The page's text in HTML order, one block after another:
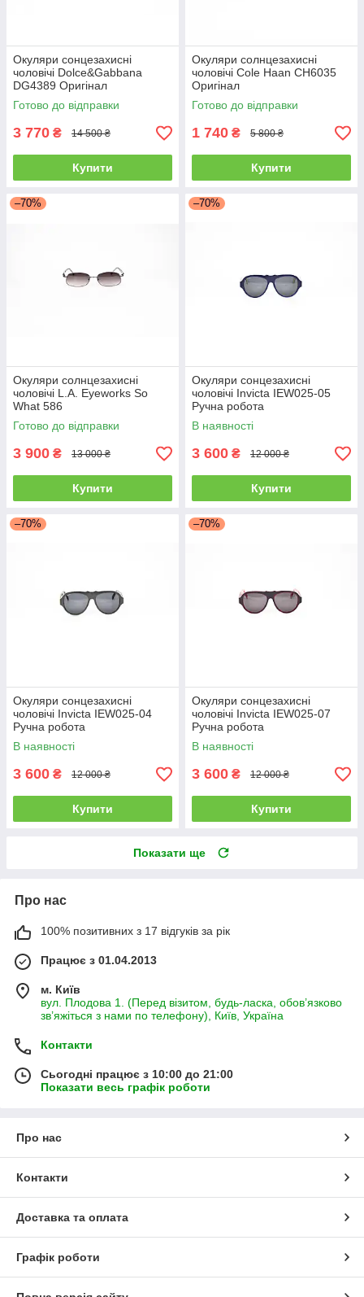
Окуляри сонцезахисні
чоловічі Dolce&Gabbana
DG4389 Оригінал
Готово до відправки
3 770 ₴ 14 500 ₴
Купити
Окуляри солнцезахисні
чоловічі Cole Haan CH6035
Оригінал
Готово до відправки
1 740 ₴ 5 800 ₴
Купити
–70%
Окуляри солнцезахисні
чоловічі L.A. Eyeworks So
What 586
Готово до відправки
3 900 ₴ 13 000 ₴
Купити
–70%
Окуляри сонцезахисні
чоловічі Invicta IEW025-05
Ручна робота
В наявності
3 600 ₴ 12 000 ₴
Купити
–70%
Окуляри сонцезахисні
чоловічі Invicta IEW025-04
Ручна робота
В наявності
3 600 ₴ 12 000 ₴
Купити
–70%
Окуляри сонцезахисні
чоловічі Invicta IEW025-07
Ручна робота
В наявності
3 600 ₴ 12 000 ₴
Купити
Показати ще
Про нас
100% позитивних з 17 відгуків за рік
Працює з 01.04.2013
м. Київ
вул. Плодова 1. (Перед візитом, будь-ласка, обов’язково
зв’яжіться з нами по телефону), Київ, Україна
Контакти
Сьогодні працює з 10:00 до 21:00
Показати весь графік роботи
Про нас
Контакти
Доставка та оплата
Графік роботи